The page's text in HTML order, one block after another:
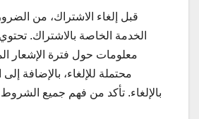
قبل إلغاء الاشتراك، من
الخدمة الخاصة بالاشتراك.
معلومات حول فترة الإشعار
محتملة للإلغاء، بالإضافة
بالإلغاء. تأكد من فهم جميع